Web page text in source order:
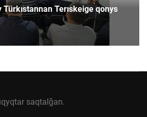
Terıskeige qonys
saqtalǧan.